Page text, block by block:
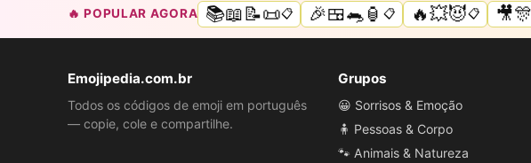
🔥 POPULAR AGORA 📚📖📝📜📋 🎉🍱🐀🏮📋 🔥💥😈📋
Emojipedia.com.br
Todos os códigos de emoji em português
— copie, cole e compartilhe.
Grupos
😀 Sorrisos & Emoção
🧍 Pessoas & Corpo
🐾 Animais & Natureza